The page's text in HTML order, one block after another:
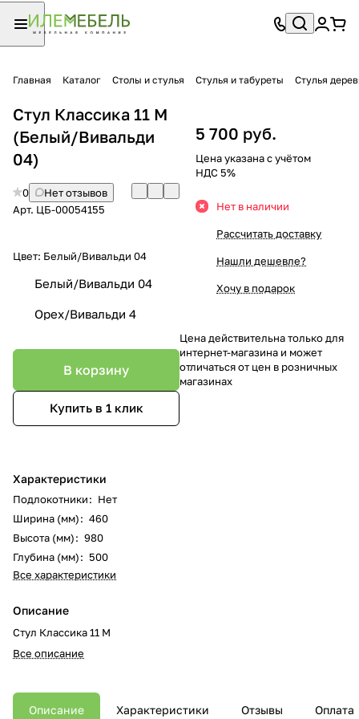
Главная Каталог Столы и стулья Стулья и табуреты Стулья
Стул Классика 11 М
(Белый/Вивальди
04)
0
Нет отзывов
Арт. ЦБ-00054155
Цвет: Белый/Вивальди 04
Белый/Вивальди 04
Орех/Вивальди 4
В корзину
Купить в 1 клик
Характеристики
Подлокотники: Нет
Ширина (мм): 460
Высота (мм): 980
Глубина (мм): 500
Все характеристики
Описание
Стул Классика 11 М
Все описание
5 700 руб.
Цена указана с учётом
НДС 5%
Нет в наличии
Рассчитать доставку
Нашли дешевле?
Хочу в подарок
Цена действительна только для
интернет-магазина и может
отличаться от цен в розничных
магазинах
Описание Характеристики Отзывы Оплата